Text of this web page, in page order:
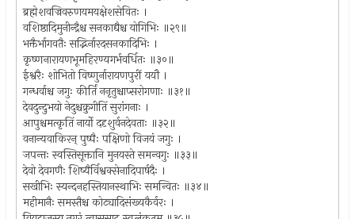
ब्रह्मेशवज्रिवरुणयमयक्षेशसेवितः ।
वशिष्ठादिमुनीन्द्रैश्च सनकाद्यैश्च योगिभिः ॥२९॥
भक्तैर्भागवतैः सद्भिर्नारदसनकादिभिः ।
कृष्णनारायणभूमहिरण्यगर्भवर्धितः ॥३०॥
ईश्वरैः शोभितो विष्णुर्नारायणपुरीं ययौ ।
गन्धर्वाश्च जगुः कीर्तिं ननृतुश्चाप्सरोगणाः ॥३१॥
देवदुन्दुभयो नेदुश्चक्रुगीतिं सुरांगनाः ।
आपुश्चमत्कृतिं नार्यो ददृशुर्वनदेवताः ॥३२॥
वनान्यवाकिरन् पुष्पैः पक्षिणो विजयं जगुः ।
जपन्तः स्वस्तिसूक्तानि मुनयस्ते समन्वगुः ॥३३॥
देवो देवगणैः शिष्यैर्विश्वक्सेनादिपार्षदैः ।
सखीभिः स्यन्दनहस्तियानस्थाभिः समन्वितः ॥३४॥
महीमानैः समस्तैश्च कोट्यादिसंख्यकैर्वरः ।